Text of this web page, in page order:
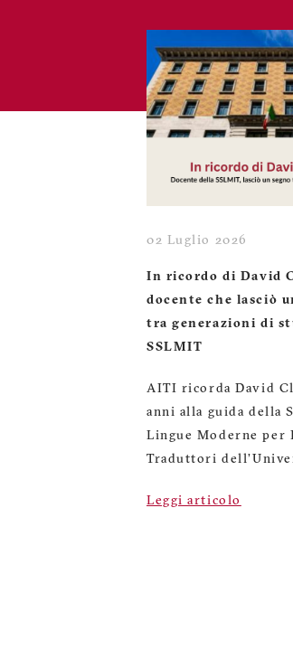
02 Luglio 2026
In ricordo di David
docente che lasciò
tra generazioni di
SSLMIT
AITI ricorda David
anni alla guida della
Lingue Moderne per
Traduttori
Leggi articolo